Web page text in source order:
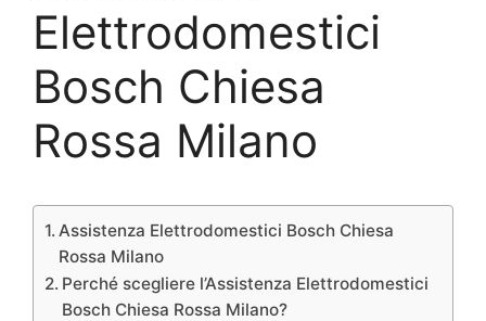
Elettrodomestici
Bosch Chiesa
Rossa Milano
Assistenza Elettrodomestici Bosch Chiesa
Rossa Milano
Perché scegliere l’Assistenza Elettrodomestici
Bosch Chiesa Rossa Milano?